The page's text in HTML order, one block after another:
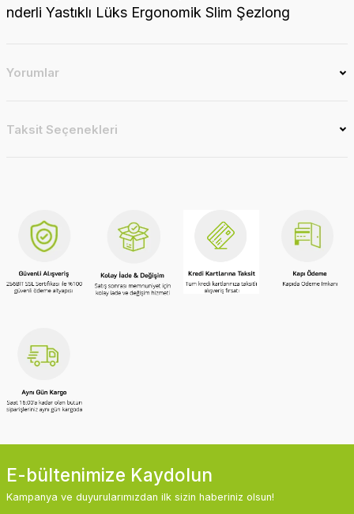
nderli Yastıklı Lüks Ergonomik Slim Şezlong
Yorumlar
Taksit Seçenekleri
E-bültenimize Kaydolun
Kampanya ve duyurularımızdan ilk sizin haberiniz olsun!